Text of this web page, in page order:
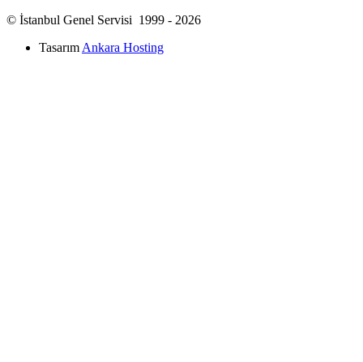
© İstanbul Genel Servisi 1999 - 2026
Tasarım Ankara Hosting